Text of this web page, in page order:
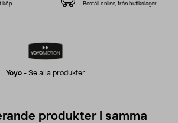
Yoyo - Se alla produkter
köp Beställ online, från butikslager
produkter i samma